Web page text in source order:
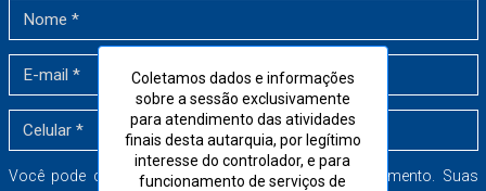
Você pode cancelar a sua inscrição a qualquer momento. Suas
Coletamos dados e informações
sobre a sessão exclusivamente
para atendimento das atividades
finais desta autarquia, por legítimo
interesse do controlador, e para
funcionamento de serviços de